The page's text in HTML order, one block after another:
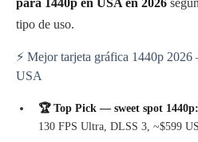
para 1440p en USA en 2026
tipo de uso.
⚡ Mejor tarjeta gráfica 1440p
USA
🏆 Top Pick — sweet spot 1440p:
130 FPS Ultra, DLSS 3, ~$599